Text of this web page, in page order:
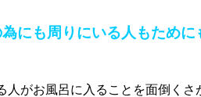
にも周りにいる人もために
がお風呂に入ることを面倒く